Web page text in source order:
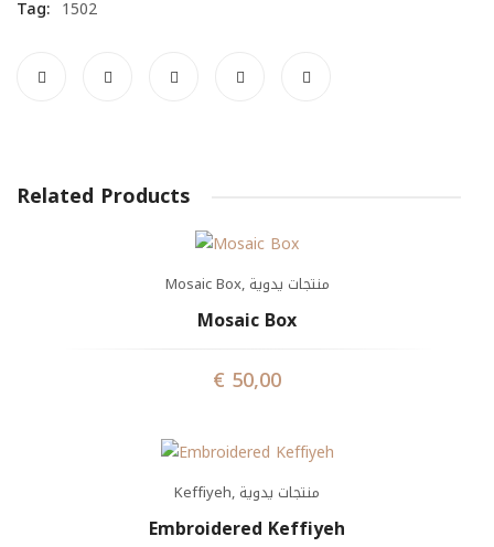
Tag: 1502
Related Products
Mosaic Box, منتجات يدوية
Mosaic Box
€ 50,00
Keffiyeh, منتجات يدوية
Embroidered Keffiyeh